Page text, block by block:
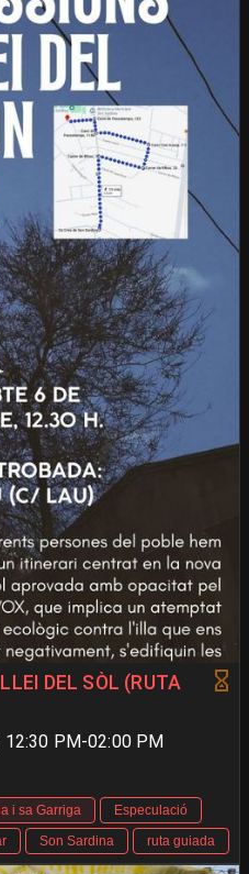
DEL SÒL (RUTA
12:30 PM-02:00 PM
i sa Garriga
Especulació
Son Sardina ruta guiada